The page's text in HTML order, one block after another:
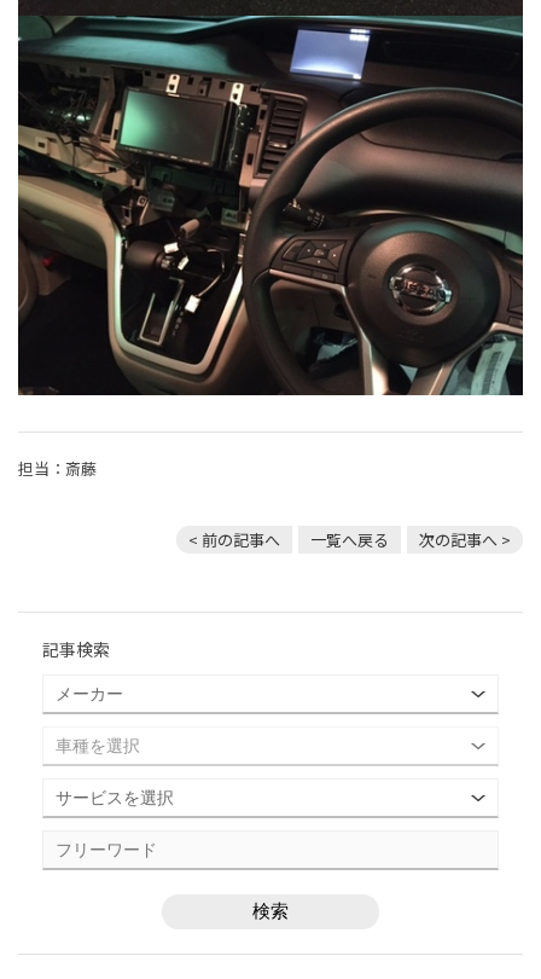
担当：斎藤
< 前の記事へ 一覧へ戻る 次の記事へ >
記事検索